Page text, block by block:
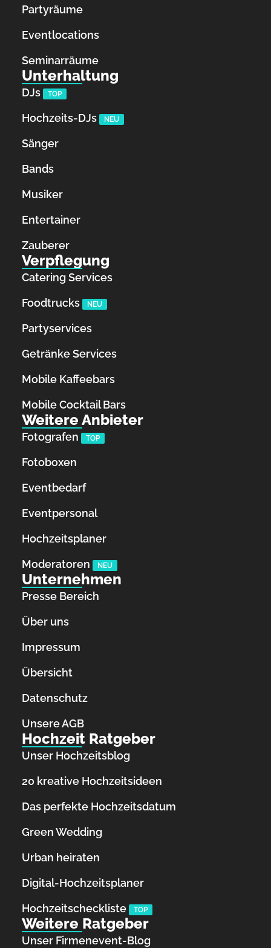
Partyräume
Eventlocations
Seminarräume
Unterhaltung
DJs TOP
Hochzeits-DJs NEU
Sänger
Bands
Musiker
Entertainer
Zauberer
Verpflegung
Catering Services
Foodtrucks
NEU
Partyservices
Getränke Services
Mobile Kaffeebars
Mobile Cocktail Bars
Weitere Anbieter
Fotografen TOP
Fotoboxen
Eventbedarf
Eventpersonal
Hochzeitsplaner
Moderatoren
NEU
Unternehmen
Presse Bereich
Über uns
Impressum
Übersicht
Datenschutz
Unsere AGB
Hochzeit Ratgeber
Unser Hochzeitsblog
20 kreative Hochzeitsideen
Das perfekte Hochzeitsdatum
Green Wedding
Urban heiraten
Digital-Hochzeitsplaner
Hochzeits­checkliste
TOP
Weitere Ratgeber
Unser Firmenevent-Blog